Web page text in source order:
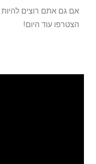
אם גם אתם רוצים
הצטרפו עוד היום!